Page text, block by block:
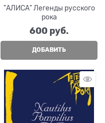
"АЛИСА" Легенды русского
рока
600 руб.
ДОБАВИТЬ